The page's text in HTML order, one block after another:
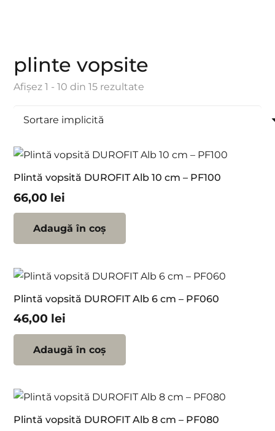
plinte vopsite
Afișez 1 - 10 din 15 rezultate
Plintă vopsită DUROFIT Alb 10 cm – PF100
66,00 lei
Adaugă în coș
Plintă vopsită DUROFIT Alb 6 cm – PF060
46,00 lei
Adaugă în coș
Plintă vopsită DUROFIT Alb 8 cm – PF080